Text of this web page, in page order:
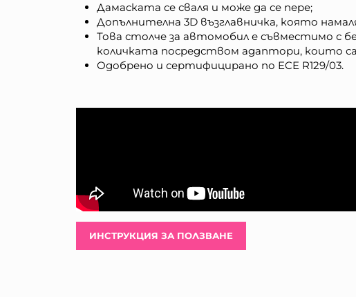
Дамаската се сваля и може да се пере;
Допълнителна 3D възглавничка, която
Това столче за автомобил е съвместимо с
количката посредством адаптори, които
Одобрено и сертифицирано по ECE R129/03.
ИНСТРУКЦИЯ ЗА ПОЛЗВАНЕ